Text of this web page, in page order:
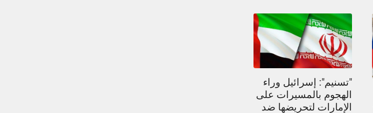
"تسنيم": إسرائيل وراء
الهجوم بالمسيرات على
الإمارات لتحريضها ضد